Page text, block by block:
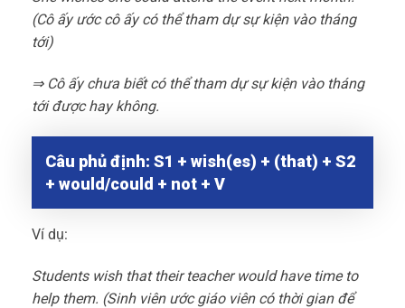
(Cô ấy ước cô ấy có thể tham dự sự kiện vào tháng
tới)
⇒ Cô ấy chưa biết có thể tham dự sự kiện vào tháng
tới được hay không.
Câu phủ định: S1 + wish(es) + (that) + S2
+ would/could + not + V
Ví dụ:
Students wish that their teacher would have time to
help them. (Sinh viên ước giáo viên có thời gian để